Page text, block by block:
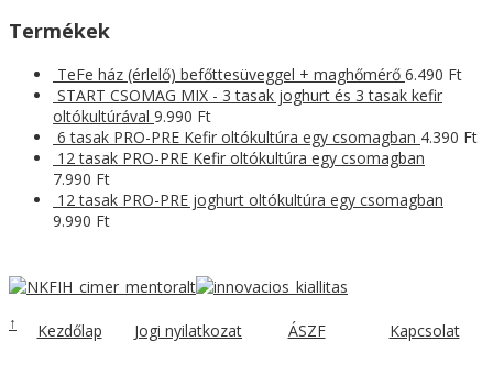
Termékek
TeFe ház (érlelő) befőttesüveggel + maghőmérő 6.490 Ft
START CSOMAG MIX - 3 tasak joghurt és 3 tasak kefir
oltókultúrával 9.990 Ft
6 tasak PRO-PRE Kefir oltókultúra egy csomagban 4.390 Ft
12 tasak PRO-PRE Kefir oltókultúra egy csomagban
7.990 Ft
12 tasak PRO-PRE joghurt oltókultúra egy csomagban
9.990 Ft
↑ Kezdőlap Jogi nyilatkozat ÁSZF Kapcsolat